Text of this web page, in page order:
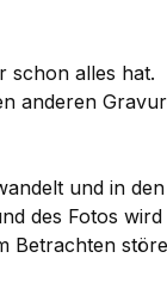
schon alles hat.
anderen
und in
des Fotos